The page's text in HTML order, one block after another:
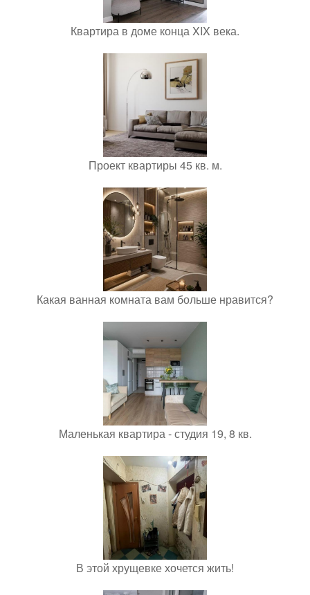
Квартира в доме конца XIX века.
Проект квартиры 45 кв. м.
Какая ванная комната вам больше нравится?
Маленькая квартира - студия 19, 8 кв.
В этой хрущевке хочется жить!